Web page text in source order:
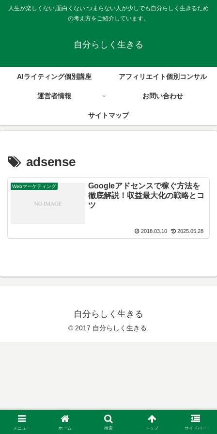
人生が楽しくない,面白くない,つまらない人が少しでも自分らしく生きるため
の考え方をご紹介しています。
自分らしく生きる
AIライティング個別講座 アフィリエイト個別コンサル
運営者情報 お問い合わせ
サイトマップ
adsense
Webマーケティング
Googleアドセンスで稼ぐ方法を
徹底解説！収益最大化の戦略とコ
ツ
2018.03.10 2025.05.28
自分らしく生きる
© 2017 自分らしく生きる.
メニュー ホーム 検索 トップ サイドバー